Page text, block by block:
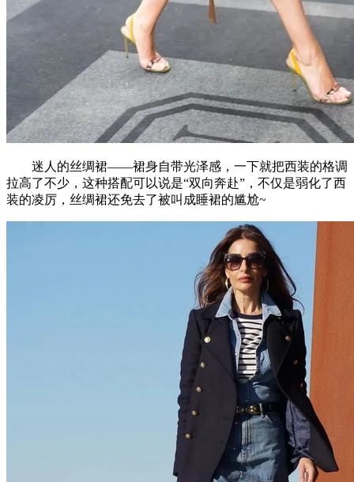
迷人的丝绸裙——裙身自带光泽感，一下就把西装的格调
拉高了不少，这种搭配可以说是“双向奔赴”，不仅是弱化了西
装的凌厉，丝绸裙还免去了被叫成睡裙的尴尬~